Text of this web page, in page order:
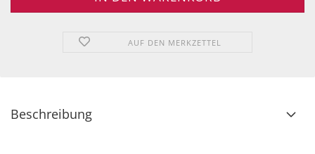
AUF DEN MERKZETTEL
Beschreibung